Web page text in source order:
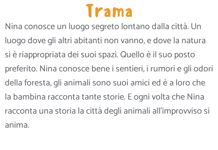
Trama
Nina conosce un luogo segreto lontano dalla città. Un
luogo dove gli altri abitanti non vanno, e dove la natura
si è riappropriata dei suoi spazi. Quello è il suo posto
preferito. Nina conosce bene i sentieri, i rumori e gli odori
della foresta, gli animali sono suoi amici ed è a loro che
la bambina racconta tante storie. E ogni volta che Nina
racconta una storia la città degli animali all’improvviso si
anima.